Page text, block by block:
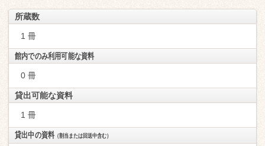
所蔵数
1 冊
館内でのみ利用可能な資料
0 冊
貸出可能な資料
1 冊
貸出中の資料（割当または回送中含む）